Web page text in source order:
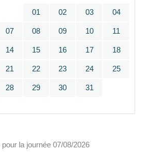
01 02 03 04
07 08 09 10 11
14 15 16 17 18
21 22 23 24 25
28 29 30 31
la journée 07/08/2026